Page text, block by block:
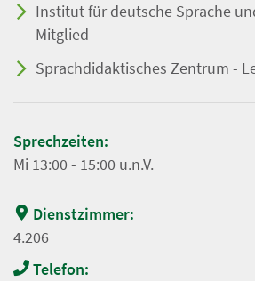
Institut für deutsche Sprache
Mitglied
Sprachdidaktisches Zentrum -
Sprechzeiten:
Mi 13:00 - 15:00 u.n.V.
Dienstzimmer:
4.206
Telefon: